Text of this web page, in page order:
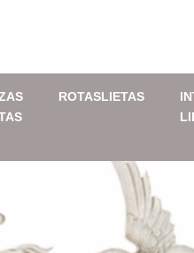
ROTASLIETAS